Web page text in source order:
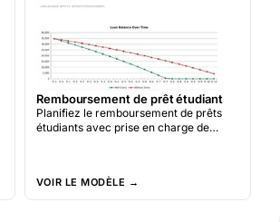
Remboursement de prêt étudiant
Planifiez le remboursement de prêts
étudiants avec prise en charge de
scénarios de paiement.
VOIR LE MODÈLE →